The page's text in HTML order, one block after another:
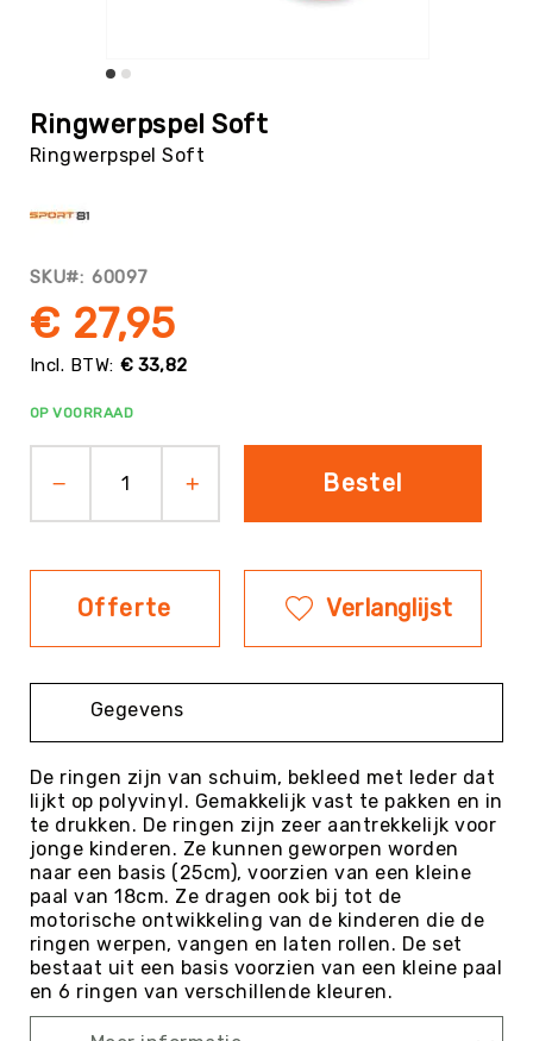
Badminton
Basketbal
Beachvolleybal
/
Pool
Cornhole
Cricket
Curling
Dans
&
Muziek
Evenementen
Fitness
&
Discgolf
Golf
Handbal
Hockey
Honk-
&
Softbal
Jeu
de
Boules
naar
het
begin
Ringwerpspel Soft
Ringwerpspel Soft
SKU 60097
€ 33,82
€ 27,95
OP VOORRAAD
Bestel
Offerte Verlanglijst
Gegevens
De ringen zijn van schuim, bekleed met leder dat
lijkt op polyvinyl. Gemakkelijk vast te pakken en in
te drukken. De ringen zijn zeer aantrekkelijk voor
jonge kinderen. Ze kunnen geworpen worden
naar een basis (25cm), voorzien van een kleine
paal van 18cm. Ze dragen ook bij tot de
motorische ontwikkeling van de kinderen die de
ringen werpen, vangen en laten rollen. De set
bestaat uit een basis voorzien van een kleine paal
en 6 ringen van verschillende kleuren.